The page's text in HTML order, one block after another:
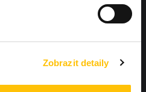
Zobrazit detaily